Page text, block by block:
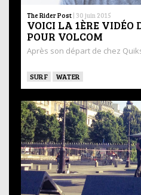
The Rider Post | 30 juin 2015
VOICI LA 1ÈRE VIDÉO
POUR VOLCOM
Après son départ de chez
SURF WATER